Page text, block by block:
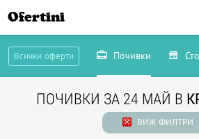
Ofertini
Всички оферти Почивки
ПОЧИВКИ ЗА 24 МАЙ В
ВИЖ ФИЛТРИ